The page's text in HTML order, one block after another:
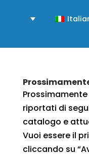
riportati di
catalogo e
Vuoi essere il
cliccando su